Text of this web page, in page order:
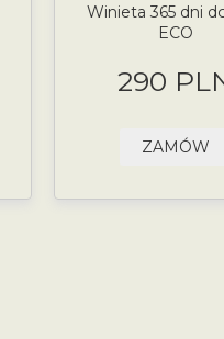
Winieta 365 dni
ECO
290
ZAMÓW